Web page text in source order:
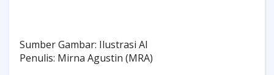
Sumber Gambar: Ilustrasi AI
Penulis: Mirna Agustin (MRA)